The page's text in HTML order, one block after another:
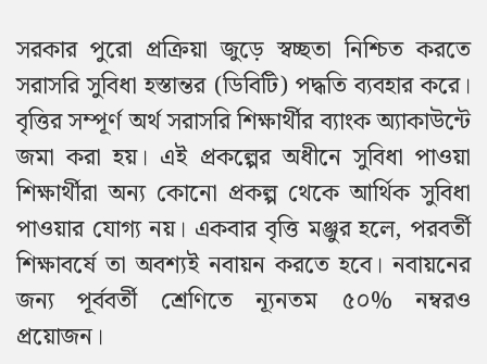
সরকার পুরো প্রক্রিয়া জুড়ে স্বচ্ছতা নিশ্চিত করতে
সরাসরি সুবিধা হস্তান্তর (ডিবিটি) পদ্ধতি ব্যবহার করে।
বৃত্তির সম্পূর্ণ অর্থ সরাসরি শিক্ষার্থীর ব্যাংক অ্যাকাউন্টে
জমা করা হয়। এই প্রকল্পের অধীনে সুবিধা পাওয়া
শিক্ষার্থীরা অন্য কোনো প্রকল্প থেকে আর্থিক সুবিধা
পাওয়ার যোগ্য নয়। একবার বৃত্তি মঞ্জুর হলে, পরবর্তী
শিক্ষাবর্ষে তা অবশ্যই নবায়ন করতে হবে। নবায়নের
জন্য পূর্ববর্তী শ্রেণিতে ন্যূনতম ৫০% নম্বরও
প্রয়োজন।